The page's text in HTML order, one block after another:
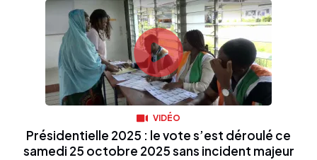
VIDÉO
Présidentielle 2025 : le vote s’est déroulé ce
samedi 25 octobre 2025 sans incident majeur